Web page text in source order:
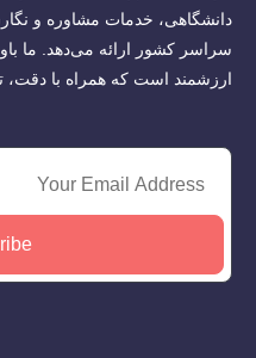
دانشگاهی، خدمات مشاوره و
سراسر کشور ارائه می‌دهد. ما
ارزشمند است که همراه با دقت،